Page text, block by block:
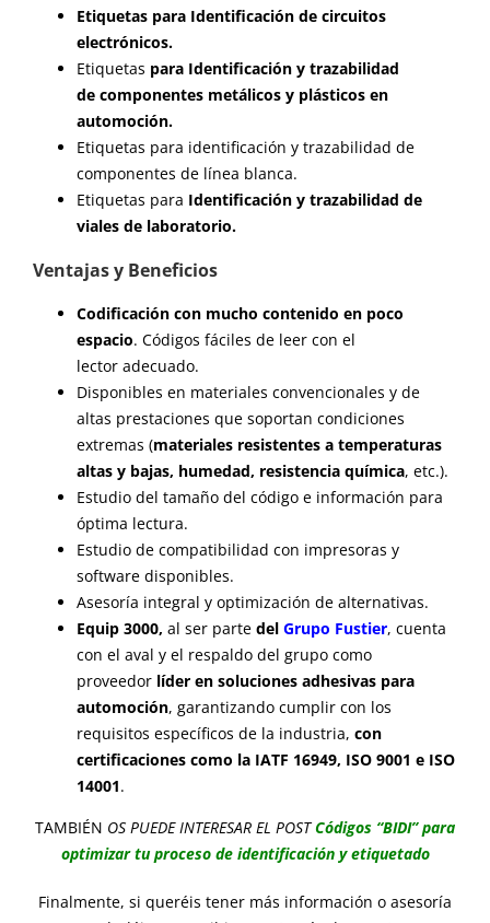
Etiquetas para Identificación de circuitos
electrónicos.
Etiquetas para Identificación y trazabilidad
de componentes metálicos y plásticos en
automoción.
Etiquetas para identificación y trazabilidad de
componentes de línea blanca.
Etiquetas para Identificación y trazabilidad de
viales de laboratorio.
Ventajas y Beneficios
Codificación con mucho contenido en poco
espacio. Códigos fáciles de leer con el
lector adecuado.
Disponibles en materiales convencionales y de
altas prestaciones que soportan condiciones
extremas (materiales resistentes a temperaturas
altas y bajas, humedad, resistencia química, etc.).
Estudio del tamaño del código e información para
óptima lectura.
Estudio de compatibilidad con impresoras y
software disponibles.
Asesoría integral y optimización de alternativas.
Equip 3000, al ser parte del Grupo Fustier, cuenta
con el aval y el respaldo del grupo como
proveedor líder en soluciones adhesivas para
automoción, garantizando cumplir con los
requisitos específicos de la industria, con
certificaciones como la IATF 16949, ISO 9001 e ISO
14001.
TAMBIÉN OS PUEDE INTERESAR EL POSTCódigos “BIDI” para
optimizar tu proceso de identificación y etiquetado
Finalmente, si queréis tener más información o asesoría